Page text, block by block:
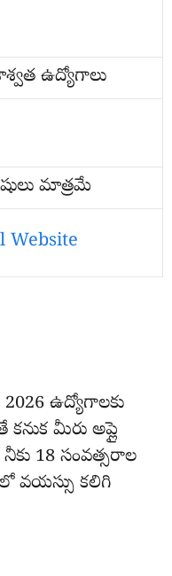
శాశ్వత ఉద్యోగాలు
మాత్రమే
Website
ఉద్యోగాలకు
కనుక మీరు అప్లై
18 సంవత్సరాల
వయస్సు కలిగి